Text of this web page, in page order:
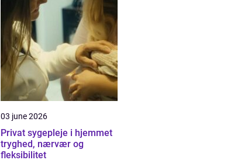
03 june 2026
Privat sygepleje i hjemmet
tryghed, nærvær og
fleksibilitet